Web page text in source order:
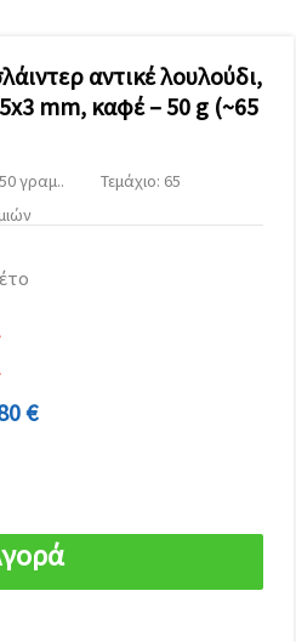
αντικέ λουλούδι,
mm, καφέ – 50 g (~65
γραμ..
Τεμάχιο: 65
€